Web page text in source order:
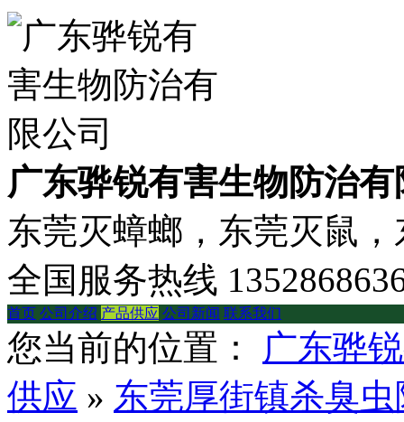
广东骅锐有害生物防治
东莞灭蟑螂，东莞灭鼠
全国服务热线
首页 公司介绍 产品供应 公司新闻 联系我们
您当前的位置：
广东骅
供应 » 东莞厚街镇杀臭